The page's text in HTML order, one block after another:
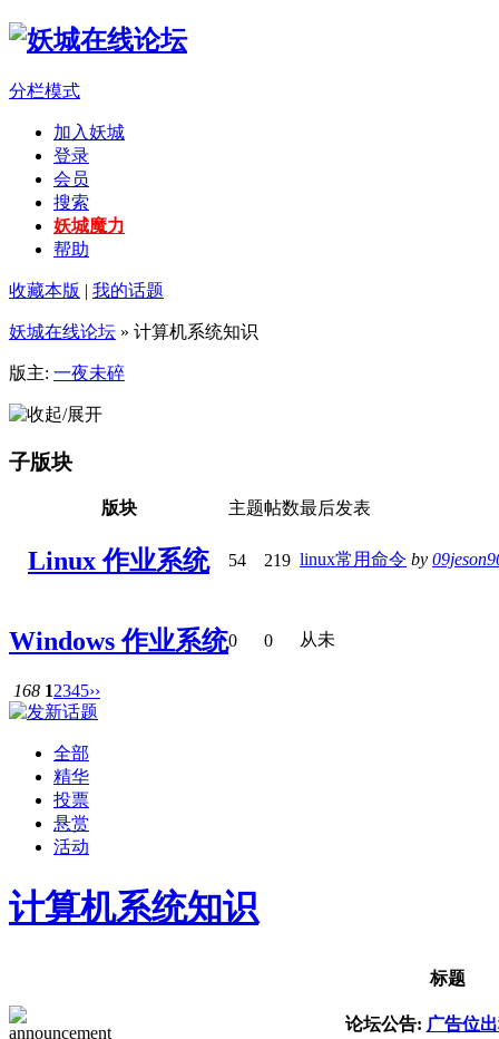
分栏模式
加入妖城
登录
会员
搜索
妖城魔力
帮助
收藏本版 | 我的话题
妖城在线论坛 » 计算机系统知识
版主: 一夜未碎
子版块
版块 主题帖数最后发表
Linux 作业系统 54 219 linux常用命令 by
Windows 作业系统0 0 从未
168 12345››
全部
精华
投票
悬赏
活动
计算机系统知识
标题
论坛公告: 广告位